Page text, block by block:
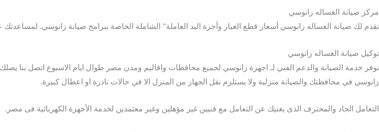
مركز صيانة الغساله زانوسي
تقدم لك صيانة الغساله زانوسي أسعار قطع الغيار وأجرة اليد العاملة” الشاملة الخاصة ببرامج صيانة زانوسي. لمساعدتك
توكيل صيانة الغساله زانوسي
نوفر خدمة الصيانة والدعم الفني لـ اجهزة زانوسي لجميع محافظات واقاليم ومدن مصر طوال ايام الاسبوع اتصل
زانوسي في محافظتك والصيانة منزلية ولا يستلزم نقل الجهاز من المنزل الا في حالات نادرة او اعطال كبيرة.
التعامل الجاد والمحترف الذى يغنيك عن التعامل مع فنيين غير مؤهلين وغير معتمدين لخدمة الأجهزة الكهربائية فى مصر.